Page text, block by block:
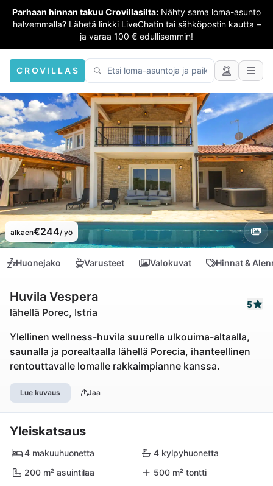
Parhaan hinnan takuu Crovillasilta: Nähty sama loma-asunto
halvemmalla? Lähetä linkki LiveChatin tai sähköpostin kautta –
ja varaa 100 € edullisemmin!
CROVILLAS
alkaen€244/ yö
Huonejako Varusteet Valokuvat Hinnat &
Huvila Vespera
lähellä Porec, Istria
5
Ylellinen wellness-huvila suurella ulkouima-altaalla,
saunalla ja porealtaalla lähellä Porecia, ihanteellinen
rentouttavalle lomalle rakkaimpianne kanssa.
Lue kuvaus Jaa
Yleiskatsaus
4 makuuhuonetta
4 kylpyhuonetta
200 m² asuintilaa
500 m² tontti